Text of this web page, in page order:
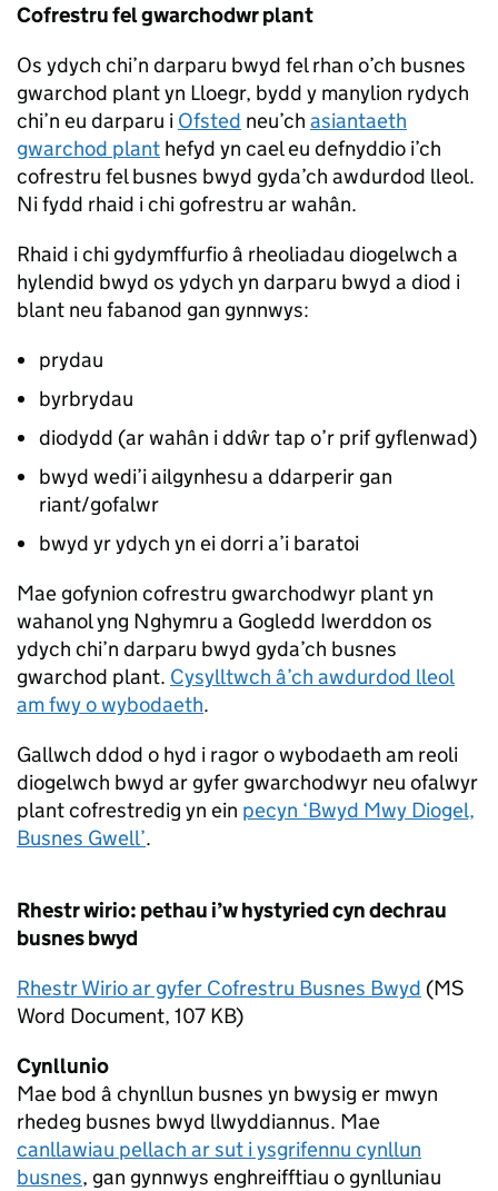
Cofrestru fel gwarchodwr plant
Os ydych chi’n darparu bwyd fel rhan o’ch busnes
gwarchod plant yn Lloegr, bydd y manylion rydych
chi’n eu darparu i Ofsted neu’ch asiantaeth
gwarchod plant hefyd yn cael eu defnyddio i’ch
cofrestru fel busnes bwyd gyda’ch awdurdod lleol.
Ni fydd rhaid i chi gofrestru ar wahân.
Rhaid i chi gydymffurfio â rheoliadau diogelwch a
hylendid bwyd os ydych yn darparu bwyd a diod i
blant neu fabanod gan gynnwys:
prydau
byrbrydau
diodydd (ar wahân i ddŵr tap o’r prif gyflenwad)
bwyd wedi’i ailgynhesu a ddarperir gan
riant/gofalwr
bwyd yr ydych yn ei dorri a’i baratoi
Mae gofynion cofrestru gwarchodwyr plant yn
wahanol yng Nghymru a Gogledd Iwerddon os
ydych chi’n darparu bwyd gyda’ch busnes
gwarchod plant. Cysylltwch â’ch awdurdod lleol
am fwy o wybodaeth.
Gallwch ddod o hyd i ragor o wybodaeth am reoli
diogelwch bwyd ar gyfer gwarchodwyr neu ofalwyr
plant cofrestredig yn ein pecyn ‘Bwyd Mwy Diogel,
Busnes Gwell’.
Rhestr wirio: pethau i’w hystyried cyn dechrau
busnes bwyd
Rhestr Wirio ar gyfer Cofrestru Busnes Bwyd (MS
Word Document, 107 KB)
Cynllunio
Mae bod â chynllun busnes yn bwysig er mwyn
rhedeg busnes bwyd llwyddiannus. Mae
canllawiau pellach ar sut i ysgrifennu cynllun
busnes, gan gynnwys enghreifftiau o gynlluniau